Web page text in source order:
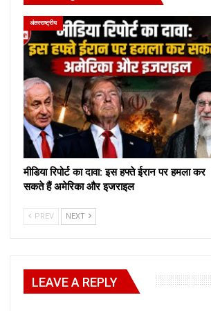
अंतरराष्ट्रीय
मीडिया रिपोर्ट का दावा: इस हफ्ते ईरान पर हमला कर
सकते हैं अमेरिका और इजराइल
PREV NEXT
LEAVE A REPLY